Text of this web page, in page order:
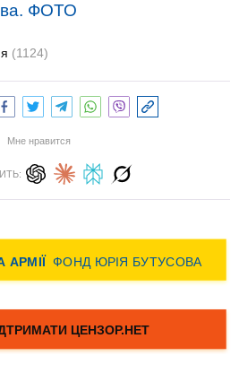
ФОТО
(1124)
Мне нравится